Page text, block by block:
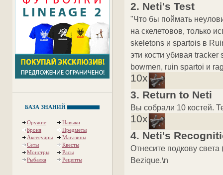
БАЗА ЗНАНИЙ
Оружие
Навыки
Броня
Предметы
Аксесуары
Магазины
Сеты
Квесты
Монстры
Расы
Рыбалка
Рецепты
2. Neti's Test
"Что бы поймать
на скелетовов, только
skeletons и spartois в
эти кости убивая
bowmen, ruin spartoi и
10x
3. Return to Neti
Вы собрали 10 костей.
10x
4. Neti's
Отнесите подкову
Bezique.\n